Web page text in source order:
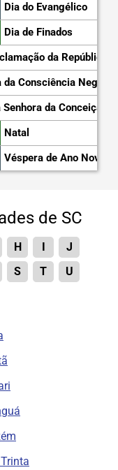
Dia do Evangélico
Dia de Finados
da República
da Consciência Negra
da Conceição
Natal
Véspera de Ano Novo
de SC
H I
J
S T
U